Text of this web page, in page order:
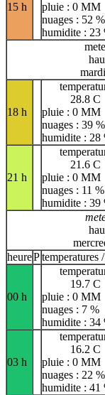
15 h
pluie : 0 MM
nuages : 52 %
humidite : 23
18 h
28.8 C
pluie : 0 MM
nuages : 39 %
humidite : 28
21 h
21.6 C
pluie : 0 MM
nuages : 11 %
humidite : 39
heurePtemperatures
00 h
19.7 C
pluie : 0 MM
nuages : 7 %
humidite : 34
03 h
16.2 C
pluie : 0 MM
nuages : 22 %
humidite : 41